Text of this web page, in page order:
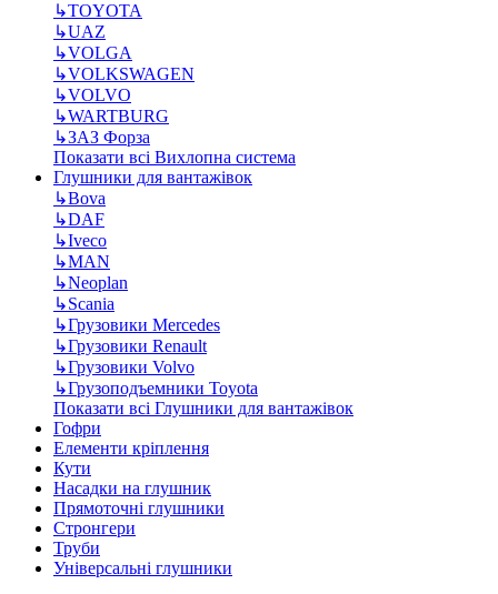
↳TOYOTA
↳UAZ
↳VOLGA
↳VOLKSWAGEN
↳VOLVO
↳WARTBURG
↳ЗАЗ Форза
Показати всі Вихлопна система
Глушники для вантажівок
↳Bova
↳DAF
↳Iveco
↳MAN
↳Neoplan
↳Scania
↳Грузовики Mercedes
↳Грузовики Renault
↳Грузовики Volvo
↳Грузоподъемники Toyota
Показати всі Глушники для вантажівок
Гофри
Елементи кріплення
Кути
Насадки на глушник
Прямоточні глушники
Стронгери
Труби
Універсальні глушники